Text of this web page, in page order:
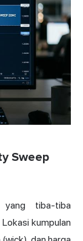
Sweep
yang tiba-tiba
kumpulan